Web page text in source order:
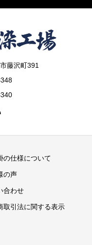
藤沢町391
の仕様について
の声
合わせ
取引法に関する表示